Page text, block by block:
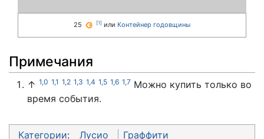
25 [1] или Контейнер годовщины
Примечания
↑ 1,0 1,1 1,2 1,3 1,4 1,5 1,6 1,7 Можно купить только во
время события.
Категории: Лусио Граффити